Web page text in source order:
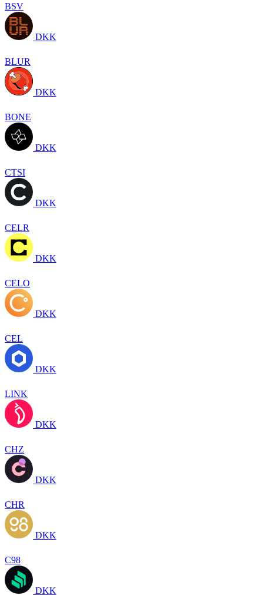
BSV
DKK
BLUR
DKK
BONE
DKK
CTSI
DKK
CELR
DKK
CELO
DKK
CEL
DKK
LINK
DKK
CHZ
DKK
CHR
DKK
C98
DKK